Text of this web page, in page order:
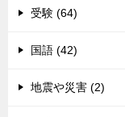
受験 (64)
国語 (42)
地震や災害 (2)